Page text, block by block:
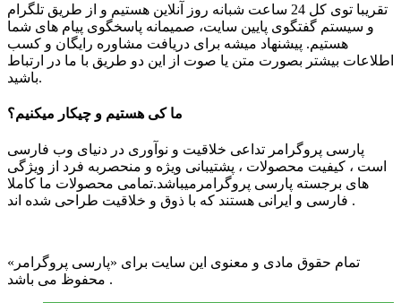
تقریبا توی کل 24 ساعت شبانه روز آنلاین هستیم و از طریق تلگرام
و سیستم گفتگوی پایین سایت، صمیمانه پاسخگوی پیام های شما
هستیم. پیشنهاد میشه برای دریافت مشاوره رایگان و کسب
اطلاعات بیشتر بصورت متن یا صوت از این دو طریق با ما در ارتباط
باشید.
ما کی هستیم و چیکار میکنیم؟
پارسی پروگرامر تداعی خلاقیت و نوآوری در دنیای وب فارسی
است ، کیفیت محصولات ، پشتیبانی ویژه و منحصربه فرد از ویژگی
های برجسته پارسی پروگرامرمیباشد.تمامی محصولات ما کاملا
فارسی و ایرانی هستند که با ذوق و خلاقیت طراحی شده اند .
تمام حقوق مادی و معنوی این سایت برای «پارسی پروگرامر»
محفوظ می باشد .